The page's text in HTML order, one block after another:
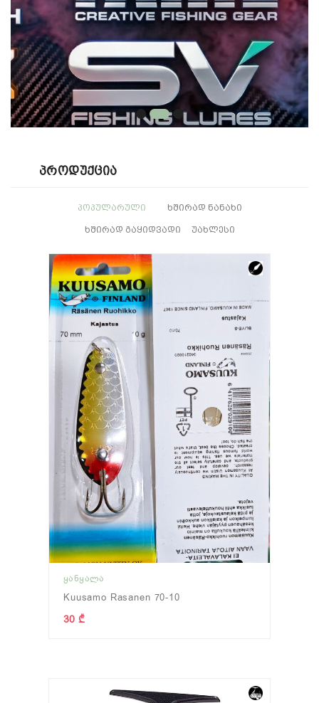
Პროდუქცია
ᲞᲝᲞᲣᲚᲐᲠᲣᲚᲘ ᲮᲨᲘᲠᲐᲓ ᲜᲐᲜᲐᲮᲘ
ᲮᲨᲘᲠᲐᲓ ᲒᲐᲧᲘᲓᲕᲐᲓᲘ ᲣᲐᲮᲚᲔᲡᲘ
ᲧᲐᲜᲧᲐᲚᲐ
Kuusamo Rasanen 70-10
30 ₾